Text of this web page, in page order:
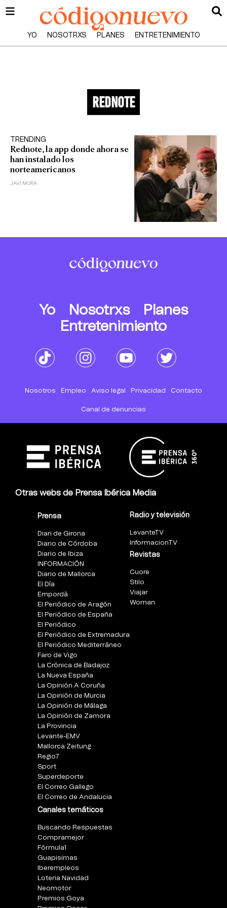
YO NOSOTRXS PLANES ENTRETENIMIENTO
rednote
TRENDING
Rednote, la app donde ahora se
han instalado los
norteamericanos
JAVI MORA
Yo Nosotrxs
Planes
Entretenimiento
Nosotros Empleo Aviso legal Privacidad Contacto
Canal de denuncias
Otras webs de Prensa Ibérica Media
Prensa
Diari de Girona
Diario de Córdoba
Diario de Ibiza
INFORMACIÓN
Diario de Mallorca
El Día
Empordà
El Periódico de Aragón
El Periódico de España
El Periódico
El Periódico de Extremadura
El Periódico Mediterráneo
Faro de Vigo
La Crónica de Badajoz
La Nueva España
La Opinión A Coruña
La Opinión de Murcia
La Opinión de Málaga
La Opinión de Zamora
La Provincia
Levante-EMV
Mallorca Zeitung
Regio7
Sport
Superdeporte
El Correo Gallego
El Correo de Andalucia
Canales temáticos
Buscando Respuestas
Compramejor
Fórmula1
Guapisimas
Iberempleos
Loteria Navidad
Neomotor
Premios Goya
Radio y televisión
LevanteTV
InformacionTV
Revistas
Cuore
Stilo
Viajar
Woman